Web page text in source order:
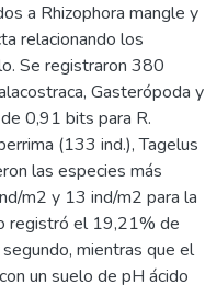
a Rhizophora mangle y
relacionando los
Se registraron 380
Gasterópoda y
0,91 bits para R.
(133 ind.), Tagelus
las especies más
m2 y 13 ind/m2 para la
registró el 19,21% de
mientras que el
un suelo de pH ácido